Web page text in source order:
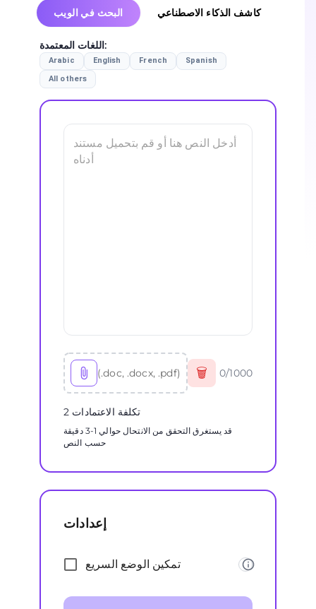
البحث في الويب كاشف الذكاء الاصطناعي
اللغات المعتمدة:
Arabic English French
Spanish
All others
(.doc, .docx, .pdf) 🗑 0/1000
2 تكلفة الاعتمادات
قد يستغرق التحقق من الانتحال حوالي 1-3 دقيقة
حسب النص
إعدادات
تمكين الوضع السريع